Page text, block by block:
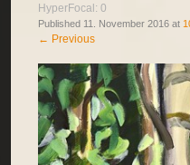
HyperFocal: 0
Published 11. November 2016 at
← Previous